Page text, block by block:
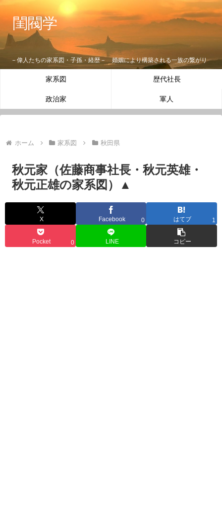
閨閥学
－偉人たちの家系図・子孫・経歴－ 婚姻により構築される一族の繋がり
家系図 歴代社長
政治家 軍人
ホーム 家系図 秋田県
秋元家（佐藤商事社長・秋元英雄・
秋元正雄の家系図）▲
X Facebook 0 はてブ 1
Pocket 0 LINE コピー